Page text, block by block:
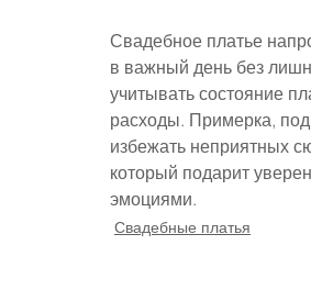
Свадебное платье
в важный день без
учитывать состояние
расходы. Примерка,
избежать неприятных
который подарит
эмоциями.
Свадебные платья